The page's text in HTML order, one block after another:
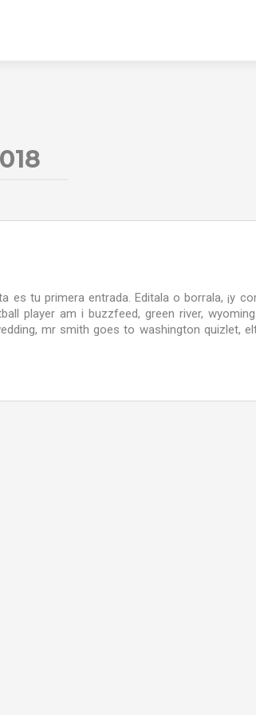
es tu primera entrada. Editala o borrala, ¡y
player am i buzzfeed, green river,
mr smith goes to washington quizlet,